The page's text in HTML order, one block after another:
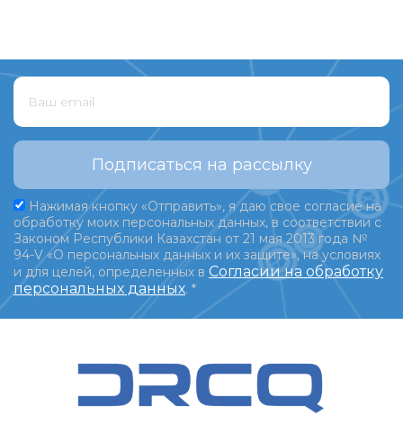
Подписаться на рассылку
Нажимая кнопку «Отправить», я даю свое согласие на
обработку моих персональных данных, в соответствии с
Законом Республики Казахстан от 21 мая 2013 года №
94-V «О персональных данных и их защите», на условиях
и для целей, определенных в Согласии на обработку
персональных данных. *